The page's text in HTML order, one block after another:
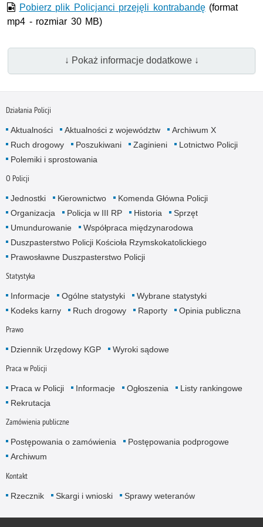
Pobierz plik Policjanci przejęli kontrabandę(format
mp4 - rozmiar 30 MB)
↓ Pokaż informacje dodatkowe ↓
Działania Policji
Aktualności Aktualności z województw
Archiwum X
Ruch drogowy
Poszukiwani Zaginieni
Lotnictwo Policji
Polemiki i sprostowania
O Policji
Jednostki Kierownictwo
Komenda Główna Policji
Organizacja
Policja w III RP Historia
Sprzęt
Umundurowanie
Współpraca międzynarodowa
Duszpasterstwo Policji Kościoła Rzymskokatolickiego
Prawosławne Duszpasterstwo Policji
Statystyka
Informacje Ogólne statystyki
Wybrane statystyki
Kodeks karny
Ruch drogowy Raporty Opinia publiczna
Prawo
Dziennik Urzędowy KGP Wyroki sądowe
Praca w Policji
Praca w Policji Informacje Ogłoszenia
Listy rankingowe
Rekrutacja
Zamówienia publiczne
Postępowania o zamówienia
Postępowania podprogowe
Archiwum
Kontakt
Rzecznik Skargi i wnioski Sprawy weteranów